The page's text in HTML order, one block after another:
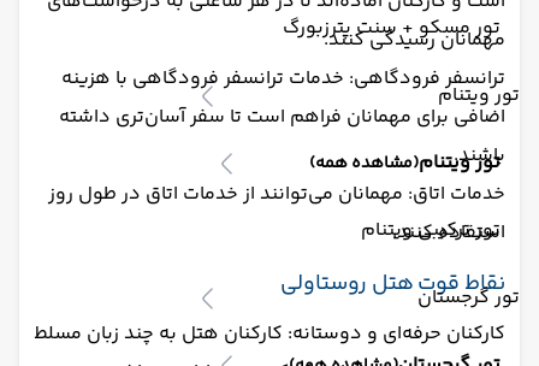
تور مسکو + سنت پترزبورگ
تور ویتنام
تور ویتنام(مشاهده همه)
تور ترکیبی ویتنام
تور گرجستان
مهمانان رسیدگی کنند.
ترانسفر فرودگاهی: خدمات ترانسفر فرودگاهی با هزینه
اضافی برای مهمانان فراهم است تا سفر آسان‌تری داشته
باشند.
خدمات اتاق: مهمانان می‌توانند از خدمات اتاق در طول روز
استفاده کنند.
نقاط قوت هتل روستاولی
کارکنان حرفه‌ای و دوستانه: کارکنان هتل به چند زبان مسلط